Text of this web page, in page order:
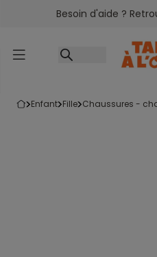
Accéder au contenu
Besoin d'aide ?
enfant fille chaussures -